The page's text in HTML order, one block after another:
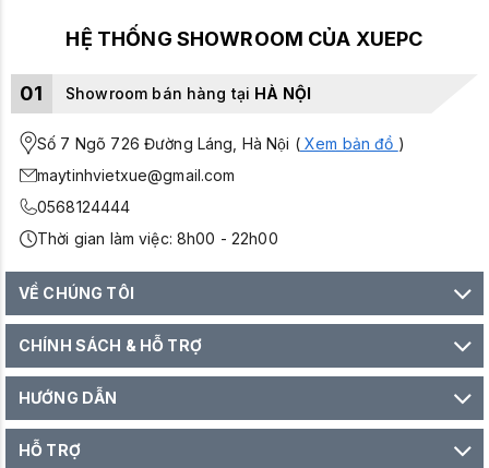
HỆ THỐNG SHOWROOM CỦA XUEPC
01 Showroom bán hàng tại HÀ NỘI
Số 7 Ngõ 726 Đường Láng, Hà Nội (Xem bản đồ )
maytinhvietxue@gmail.com
0568124444
Thời gian làm việc: 8h00 - 22h00
VỀ CHÚNG TÔI
CHÍNH SÁCH & HỖ TRỢ
HƯỚNG DẪN
HỖ TRỢ